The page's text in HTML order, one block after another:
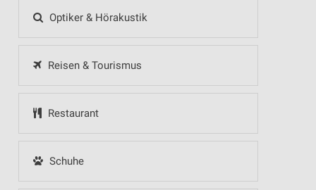
Optiker & Hörakustik
Reisen & Tourismus
Restaurant
Schuhe